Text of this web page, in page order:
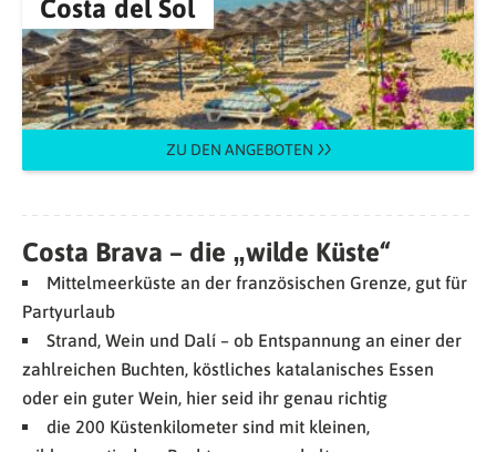
Costa del Sol
ZU DEN ANGEBOTEN
Costa Brava – die „wilde Küste“
Mittelmeerküste an der französischen Grenze, gut für
Partyurlaub
Strand, Wein und Dalí – ob Entspannung an einer der
zahlreichen Buchten, köstliches katalanisches Essen
oder ein guter Wein, hier seid ihr genau richtig
die 200 Küstenkilometer sind mit kleinen,